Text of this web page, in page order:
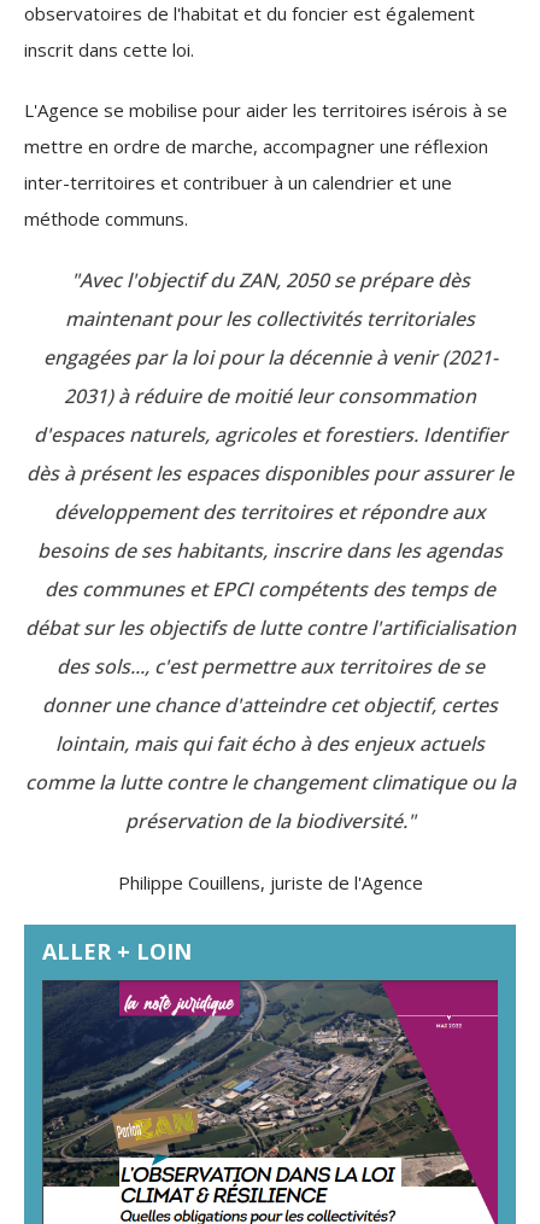
observatoires de l'habitat et du foncier est également
inscrit dans cette loi.
L'Agence se mobilise pour aider les territoires isérois à se
mettre en ordre de marche, accompagner une réflexion
inter-territoires et contribuer à un calendrier et une
méthode communs.
"Avec l'objectif du ZAN, 2050 se prépare dès
maintenant pour les collectivités territoriales
engagées par la loi pour la décennie à venir (2021-
2031) à réduire de moitié leur consommation
d'espaces naturels, agricoles et forestiers. Identifier
dès à présent les espaces disponibles pour assurer le
développement des territoires et répondre aux
besoins de ses habitants, inscrire dans les agendas
des communes et EPCI compétents des temps de
débat sur les objectifs de lutte contre l'artificialisation
des sols..., c'est permettre aux territoires de se
donner une chance d'atteindre cet objectif, certes
lointain, mais qui fait écho à des enjeux actuels
comme la lutte contre le changement climatique ou la
préservation de la biodiversité."
Philippe Couillens, juriste de l'Agence
ALLER + LOIN